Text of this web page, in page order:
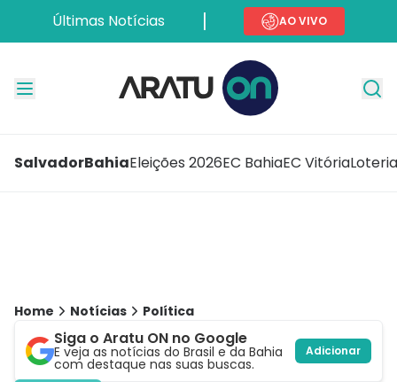
Últimas Notícias AO VIVO
SalvadorBahiaEleições 2026EC BahiaEC Vitória
Home Notícias Política
Siga o Aratu ON no Google
E veja as notícias do Brasil e da Bahia
com destaque nas suas buscas.
Adicionar